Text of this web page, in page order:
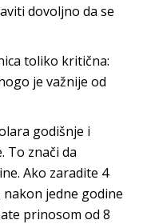
dovoljno da se
toliko kritična:
je važnije od
godišnje i
To znači da
Ako zaradite 4
jedne godine
prinosom od 8